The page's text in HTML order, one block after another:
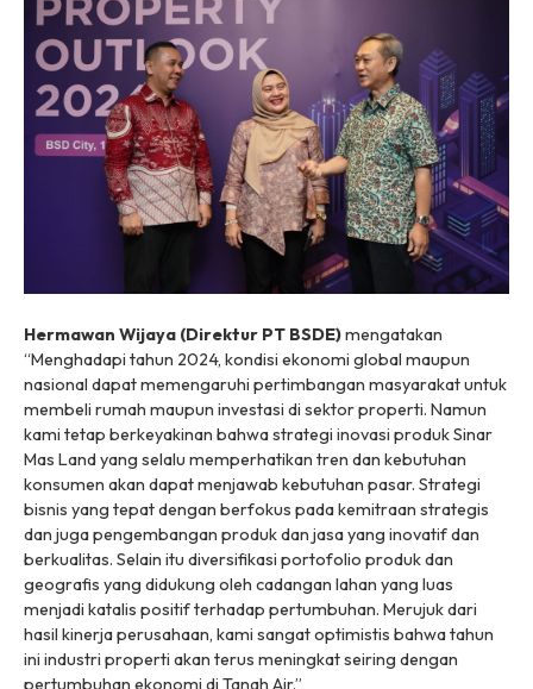
Hermawan Wijaya (Direktur PT BSDE)mengatakan
“Menghadapi tahun 2024, kondisi ekonomi global maupun
nasional dapat memengaruhi pertimbangan masyarakat untuk
membeli rumah maupun investasi di sektor properti. Namun
kami tetap berkeyakinan bahwa strategi inovasi produk Sinar
Mas Land yang selalu memperhatikan tren dan kebutuhan
konsumen akan dapat menjawab kebutuhan pasar. Strategi
bisnis yang tepat dengan berfokus pada kemitraan strategis
dan juga pengembangan produk dan jasa yang inovatif dan
berkualitas. Selain itu diversifikasi portofolio produk dan
geografis yang didukung oleh cadangan lahan yang luas
menjadi katalis positif terhadap pertumbuhan. Merujuk dari
hasil kinerja perusahaan, kami sangat optimistis bahwa tahun
ini industri properti akan terus meningkat seiring dengan
pertumbuhan ekonomi di Tanah Air.”